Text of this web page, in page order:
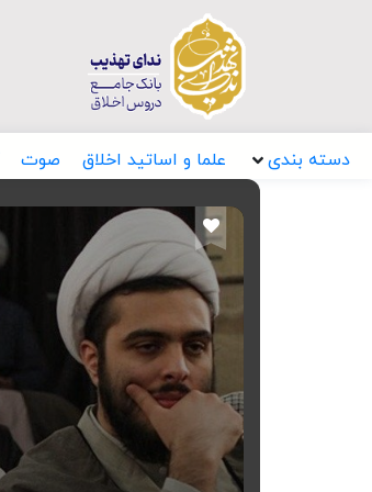
دسته بندی علما و اساتید اخلاق صوت